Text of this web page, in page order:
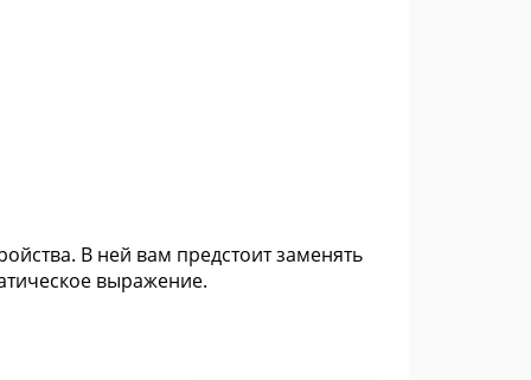
В ней вам предстоит заменять
выражение.